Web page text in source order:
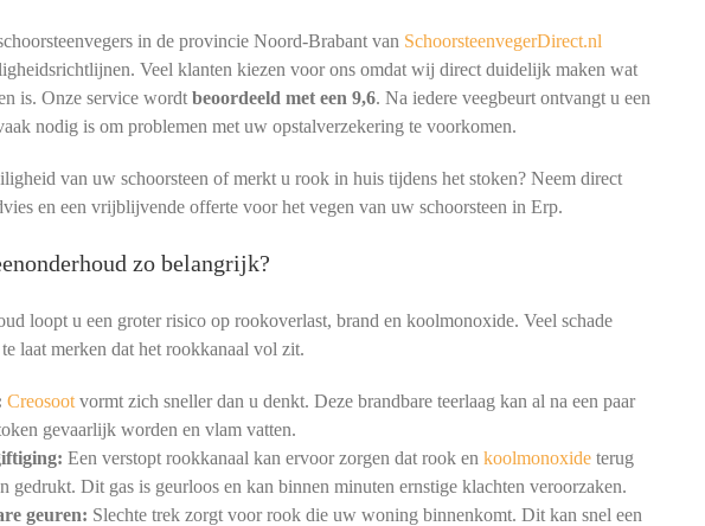
in de provincie Noord-Brabant van SchoorsteenvegerDirect.nl
Veel klanten kiezen voor ons omdat wij direct duidelijk maken wat
is. Onze service wordt beoordeeld met een 9,6. Na iedere veegbeurt ontvangt u een
nodig is om problemen met uw opstalverzekering te voorkomen.
van uw schoorsteen of merkt u rook in huis tijdens het stoken? Neem direct
en een vrijblijvende offerte voor het vegen van uw schoorsteen in Erp.
zo belangrijk?
loopt u een groter risico op rookoverlast, brand en koolmonoxide. Veel schade
laat merken dat het rookkanaal vol zit.
Creosootvormt zich sneller dan u denkt. Deze brandbare teerlaag kan al na een paar
gevaarlijk worden en vlam vatten.
Een verstopt rookkanaal kan ervoor zorgen dat rook en koolmonoxideterug
gedrukt. Dit gas is geurloos en kan binnen minuten ernstige klachten veroorzaken.
geuren: Slechte trek zorgt voor rook die uw woning binnenkomt. Dit kan snel een